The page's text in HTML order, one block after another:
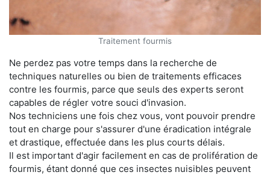
Traitement fourmis
Ne perdez pas votre temps dans la recherche de
techniques naturelles ou bien de traitements efficaces
contre les fourmis, parce que seuls des experts seront
capables de régler votre souci d'invasion.
Nos techniciens une fois chez vous, vont pouvoir prendre
tout en charge pour s'assurer d'une éradication intégrale
et drastique, effectuée dans les plus courts délais.
Il est important d'agir facilement en cas de prolifération de
fourmis, étant donné que ces insectes nuisibles peuvent